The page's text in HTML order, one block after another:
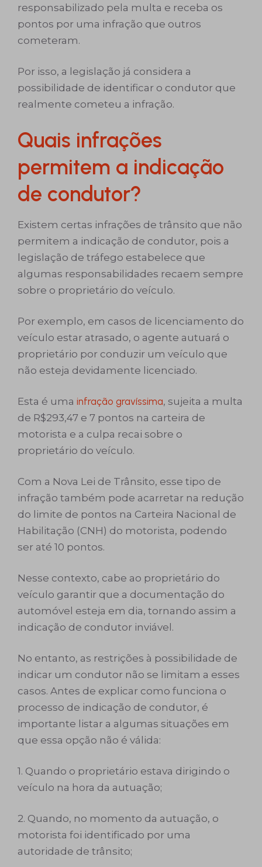
responsabilizado pela multa e receba os
pontos por uma infração que outros
cometeram.
Por isso, a legislação já considera a
possibilidade de identificar o condutor que
realmente cometeu a infração.
Quais infrações
permitem a indicação
de condutor?
Existem certas infrações de trânsito que não
permitem a indicação de condutor, pois a
legislação de tráfego estabelece que
algumas responsabilidades recaem sempre
sobre o proprietário do veículo.
Por exemplo, em casos de licenciamento do
veículo estar atrasado, o agente autuará o
proprietário por conduzir um veículo que
não esteja devidamente licenciado.
Esta é uma infração gravíssima, sujeita a multa
de R$293,47 e 7 pontos na carteira de
motorista e a culpa recai sobre o
proprietário do veículo.
Com a Nova Lei de Trânsito, esse tipo de
infração também pode acarretar na redução
do limite de pontos na Carteira Nacional de
Habilitação (CNH) do motorista, podendo
ser até 10 pontos.
Nesse contexto, cabe ao proprietário do
veículo garantir que a documentação do
automóvel esteja em dia, tornando assim a
indicação de condutor inviável.
No entanto, as restrições à possibilidade de
indicar um condutor não se limitam a esses
casos. Antes de explicar como funciona o
processo de indicação de condutor, é
importante listar a algumas situações em
que essa opção não é válida:
1. Quando o proprietário estava dirigindo o
veículo na hora da autuação;
2. Quando, no momento da autuação, o
motorista foi identificado por uma
autoridade de trânsito;